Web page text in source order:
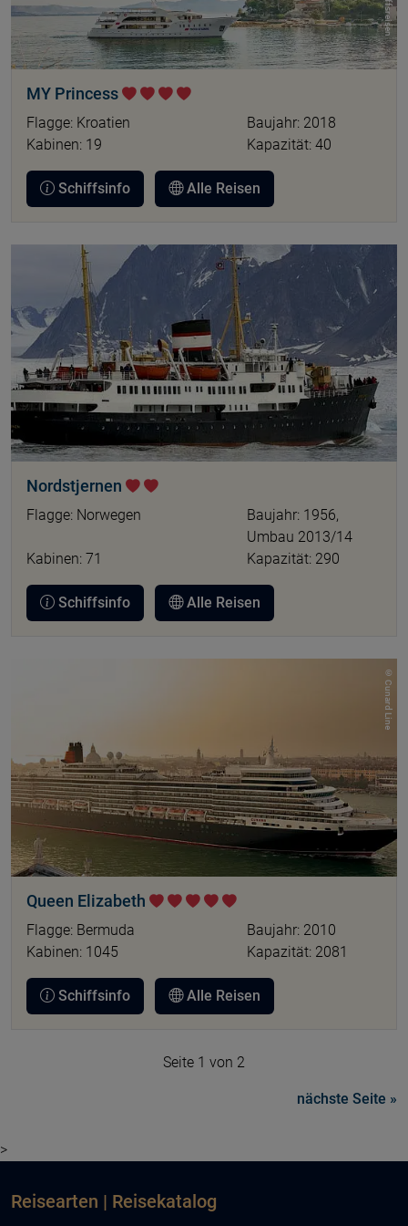
MY Princess
Flagge: Kroatien
Baujahr: 2018
Kabinen: 19
Kapazität: 40
Schiffsinfo Alle Reisen
Nordstjernen
Flagge: Norwegen
Baujahr: 1956,
Umbau 2013/14
Kabinen: 71
Kapazität: 290
Schiffsinfo Alle Reisen
© Cunard Line
Queen Elizabeth
Flagge: Bermuda
Baujahr: 2010
Kabinen: 1045
Kapazität: 2081
Schiffsinfo Alle Reisen
Seite 1 von 2
nächste Seite »
>
Reisearten | Reisekatalog